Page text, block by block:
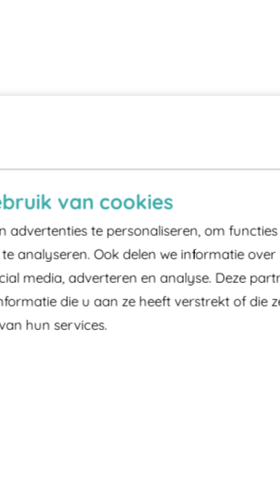
van cookies
advertenties te personaliseren, om
analyseren. Ook delen we informatie
media, adverteren en analyse. Deze
die u aan ze heeft verstrekt of die
hun services.